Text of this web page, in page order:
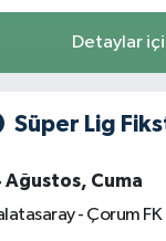
Detaylar
Süper Lig
Ağustos, Cuma
- Çorum FK